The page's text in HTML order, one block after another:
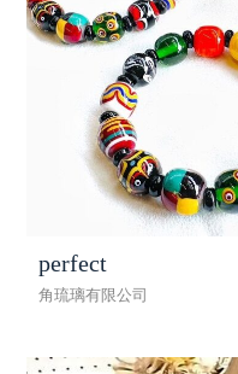
perfect
角琉璃有限公司